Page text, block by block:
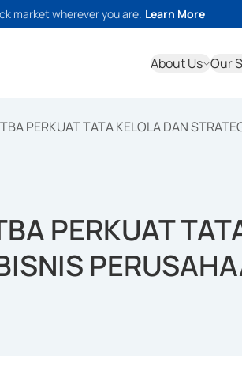
market wherever you are. Learn More
About Us Our
PERKUAT TATA KELOLA DAN
PERKUAT